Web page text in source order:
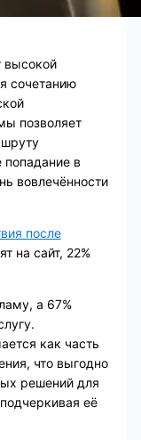
высокой
сочетанию
позволяет
попадание в
вовлечённости
после
на сайт, 22%
а 67%
как часть
что выгодно
решений для
её